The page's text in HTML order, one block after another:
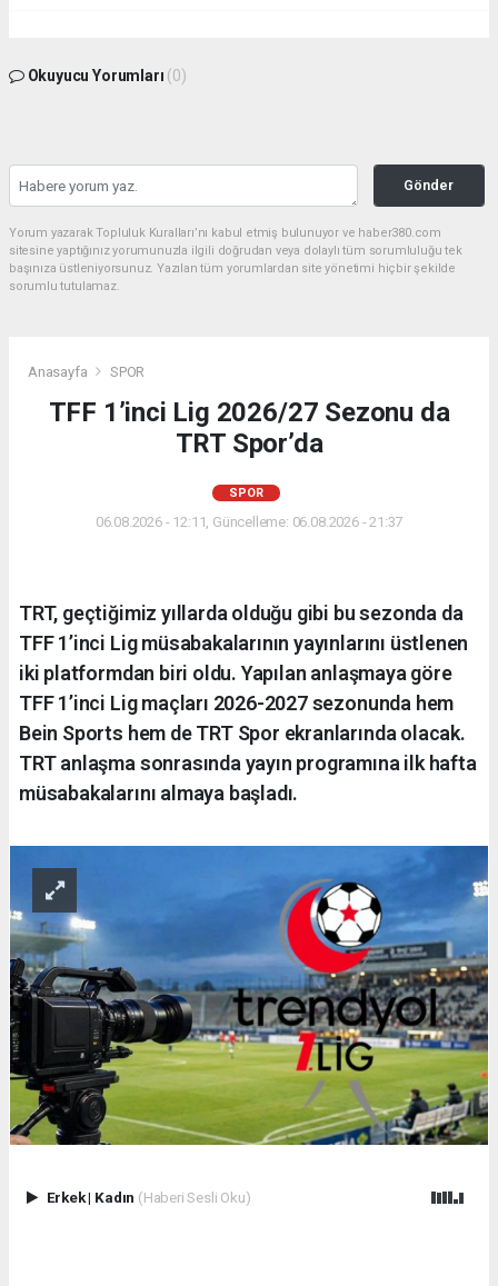
Okuyucu Yorumları (0)
Gönder
Yorum yazarak Topluluk Kuralları’nı kabul etmiş bulunuyor ve haber380.com
sitesine yaptığınız yorumunuzla ilgili doğrudan veya dolaylı tüm sorumluluğu tek
başınıza üstleniyorsunuz. Yazılan tüm yorumlardan site yönetimi hiçbir şekilde
sorumlu tutulamaz.
Anasayfa SPOR
TFF 1’inci Lig 2026/27 Sezonu da
TRT Spor’da
SPOR
06.08.2026 - 12:11, Güncelleme: 06.08.2026 - 21:37
TRT, geçtiğimiz yıllarda olduğu gibi bu sezonda da
TFF 1’inci Lig müsabakalarının yayınlarını üstlenen
iki platformdan biri oldu. Yapılan anlaşmaya göre
TFF 1’inci Lig maçları 2026-2027 sezonunda hem
Bein Sports hem de TRT Spor ekranlarında olacak.
TRT anlaşma sonrasında yayın programına ilk hafta
müsabakalarını almaya başladı.
Erkek| Kadın (Haberi Sesli Oku)